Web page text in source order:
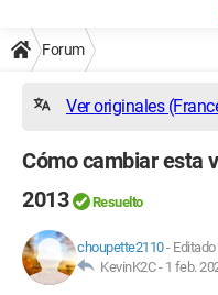
Forum
Ver originales
Cómo cambiar esta
2013
Resuelto
choupette2110-
KevinK2C - 1 feb.